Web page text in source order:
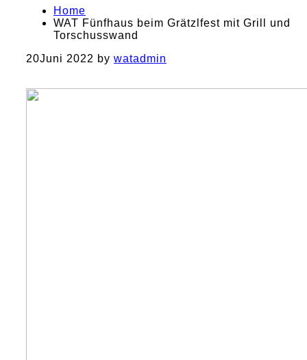
Home
WAT Fünfhaus beim Grätzlfest mit Grill und
Torschusswand
20Juni 2022 by watadmin